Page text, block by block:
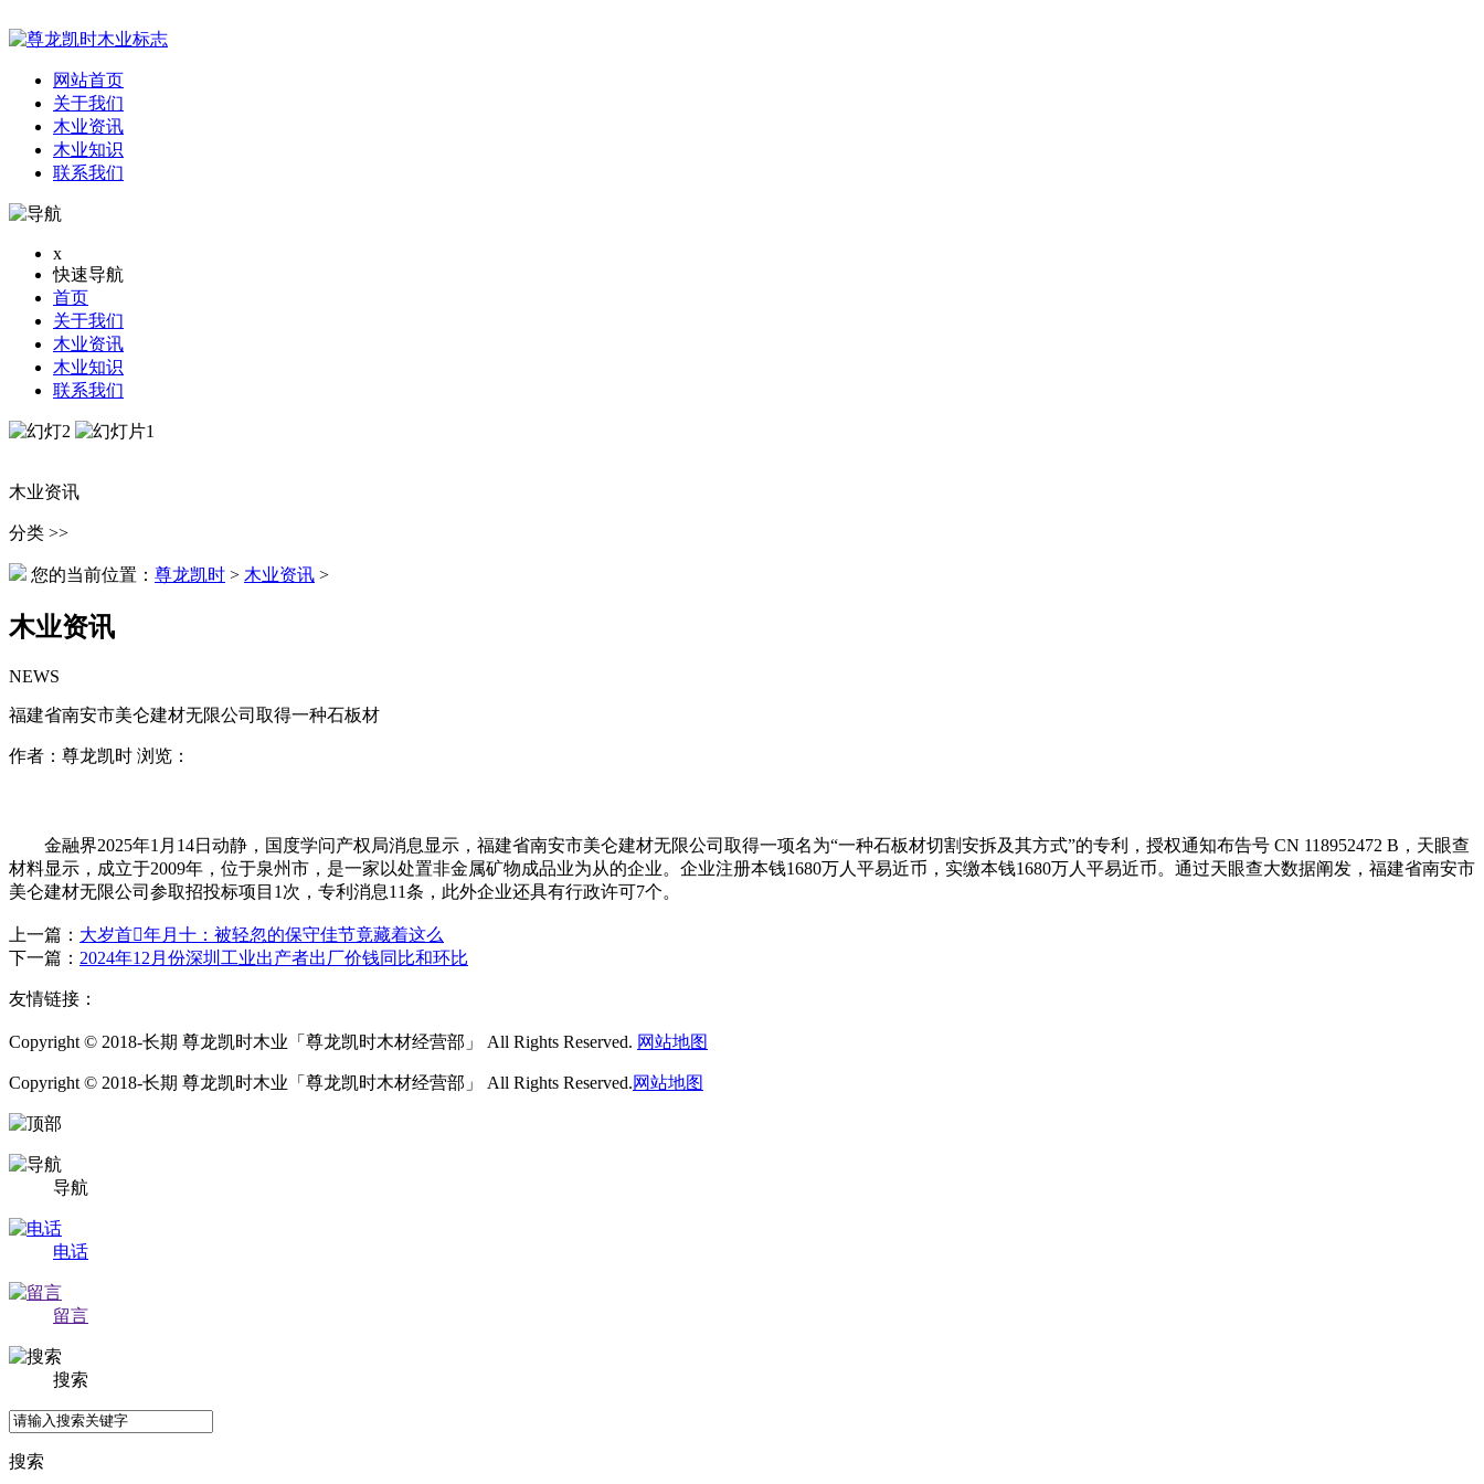
网站首页
关于我们
木业资讯
木业知识
联系我们
x
快速导航
首页
关于我们
木业资讯
木业知识
联系我们
木业资讯
分类 >>
您的当前位置： 尊龙凯时 > 木业资讯 >
木业资讯
NEWS
福建省南安市美仑建材无限公司取得一种石板材
作者：尊龙凯时 浏览：
金融界2025年1月14日动静，国度学问产权局消息显示，福建省南安市美仑建材无限公司取得一项名为“一种石板材切割安拆及其方式”的专利，授权通知布告号 CN 118952472 B，天眼查
材料显示，成立于2009年，位于泉州市，是一家以处置非金属矿物成品业为从的企业。企业注册本钱1680万人平易近币，实缴本钱1680万人平易近币。通过天眼查大数据阐发，福建省南安市
美仑建材无限公司参取招投标项目1次，专利消息11条，此外企业还具有行政许可7个。
上一篇： 大岁首年月十：被轻忽的保守佳节竟藏着这么
下一篇： 2024年12月份深圳工业出产者出厂价钱同比和环比
友情链接：
Copyright © 2018-长期 尊龙凯时木业「尊龙凯时木材经营部」 All Rights Reserved. 网站地图
Copyright © 2018-长期 尊龙凯时木业「尊龙凯时木材经营部」 All Rights Reserved.网站地图
导航
电话
留言
搜索
搜索